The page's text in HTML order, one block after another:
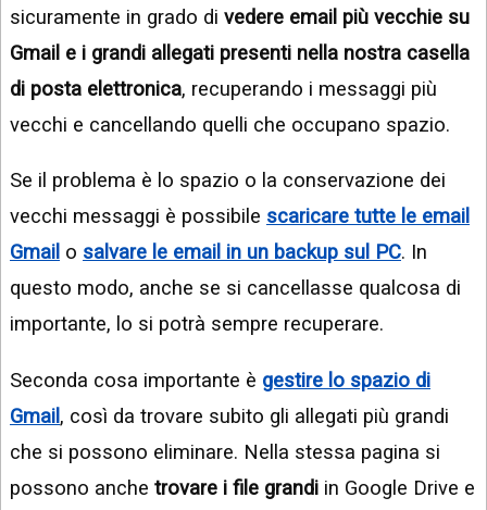
sicuramente in grado di vedere email più vecchie su
Gmail e i grandi allegati presenti nella nostra casella
di posta elettronica, recuperando i messaggi più
vecchi e cancellando quelli che occupano spazio.
Se il problema è lo spazio o la conservazione dei
vecchi messaggi è possibile scaricare tutte le email
Gmail o salvare le email in un backup sul PC. In
questo modo, anche se si cancellasse qualcosa di
importante, lo si potrà sempre recuperare.
Seconda cosa importante è gestire lo spazio di
Gmail, così da trovare subito gli allegati più grandi
che si possono eliminare. Nella stessa pagina si
possono anche trovare i file grandi in Google Drive e